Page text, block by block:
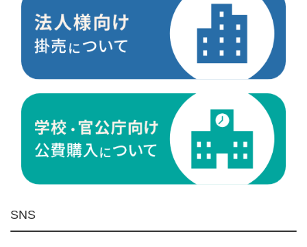
電材・設備
切削工具
ケミカル製品
荷役伝導
環境安全用品
イマオ製品(IMAO)
SNS